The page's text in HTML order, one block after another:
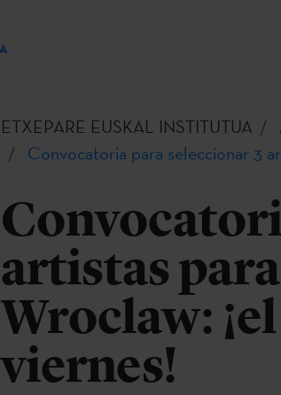
ETXEPARE EUSKAL INSTITUTUA
Convocatoria para seleccionar 3
artistas
Wroclaw:
viernes!